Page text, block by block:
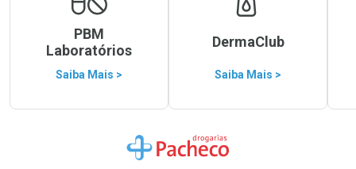
PBM
Laboratórios
Saiba Mais >
DermaClub
Saiba Mais >
Ir para a Home